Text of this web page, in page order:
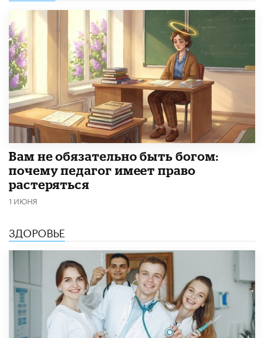
​Вам не обязательно быть богом:
почему педагог имеет право
растеряться
1 ИЮНЯ
ЗДОРОВЬЕ